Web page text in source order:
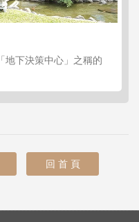
地下決策中心」之稱的
回 首 頁